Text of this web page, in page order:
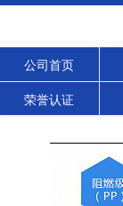
公司首页
荣誉认证